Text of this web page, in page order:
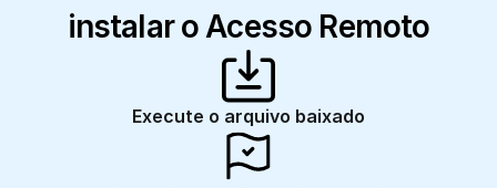
instalar o Acesso Remoto
Execute o arquivo baixado